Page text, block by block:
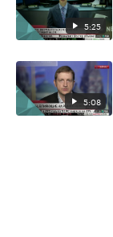
5:25
5:08